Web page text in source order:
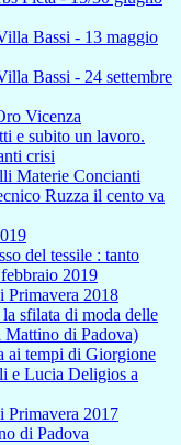
Bassi - 13 maggio
Bassi - 24 settembre
Vicenza
e subito un lavoro.
crisi
Materie Concianti
Ruzza il cento va
del tessile : tanto
2019
Primavera 2018
sfilata di moda delle
Mattino di Padova)
ai tempi di Giorgione
e Lucia Deligios a
Primavera 2017
di Padova